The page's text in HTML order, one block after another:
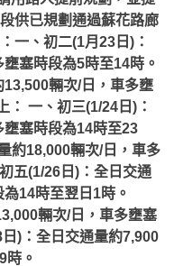
供已規劃通過蘇花路廊
一、初二(1月23日)：
塞時段為5時至14時。
輛次/日，車多壅
： 一、初三(1/24日)：
塞時段為14時至23
約18,000輛次/日，車多
五(1/26日)：全日交通
14時至翌日1時。
輛次/日，車多壅塞
)：全日交通量約7,900
時。